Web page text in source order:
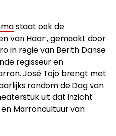
staat ook de
van Haar’, gemaakt door
in regie van Berith Danse
regisseur en
José Tojo brengt met
rondom de Dag van
uit dat inzicht
Marroncultuur van